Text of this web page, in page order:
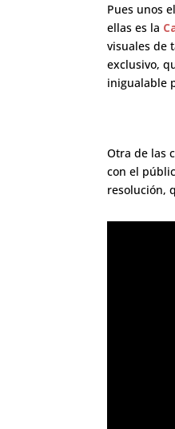
Pues unos
ellas es la
visuales de
exclusivo,
inigualable
Otra de las
con el
resolución,